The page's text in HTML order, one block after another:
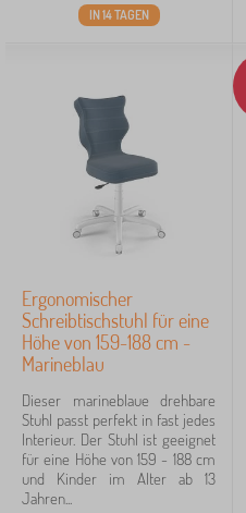
IN 14 TAGEN
Ergonomischer
Schreibtischstuhl für eine
Höhe von 159-188 cm -
Marineblau
Dieser marineblaue drehbare
Stuhl passt perfekt in fast jedes
Interieur. Der Stuhl ist geeignet
für eine Höhe von 159 - 188 cm
und Kinder im Alter ab 13
Jahren...